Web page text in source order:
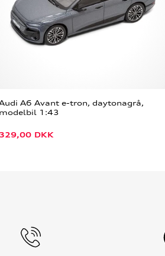
A6 Avant e-tron, daytonagrå,
modelbil 1:43
329,00 DKK